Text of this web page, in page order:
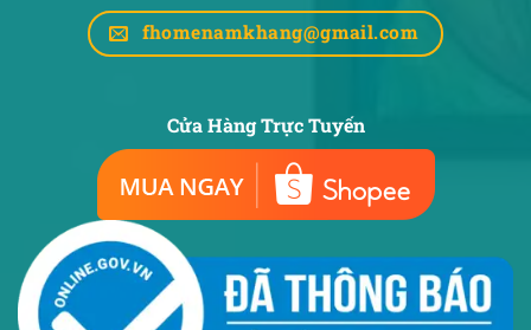
fhomenamkhang@gmail.com
Cửa Hàng Trực Tuyến